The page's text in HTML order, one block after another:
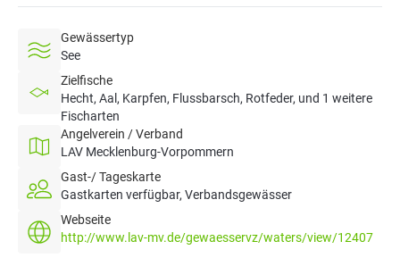
Gewässertyp
See
Zielfische
Hecht, Aal, Karpfen, Flussbarsch, Rotfeder, und 1 weitere
Fischarten
Angelverein / Verband
LAV Mecklenburg-Vorpommern
Gast-/ Tageskarte
Gastkarten verfügbar, Verbandsgewässer
Webseite
http://www.lav-mv.de/gewaesservz/waters/view/12407